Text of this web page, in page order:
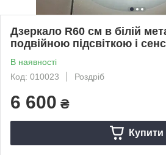
Дзеркало R60 см в білій
подвійною підсвіткою і
В наявності
Код: 010023
Роздріб
6 600 ₴
Купити